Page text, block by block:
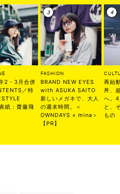
2・3月合併
／特
紙：齋藤飛
FASHION
BRAND NEW EYES
with ASUKA SAITO
新しいメガネで、大人
の週末時間。＜
OWNDAYS × mina＞
【PR】
再始
丼、
へ。
と、
もの